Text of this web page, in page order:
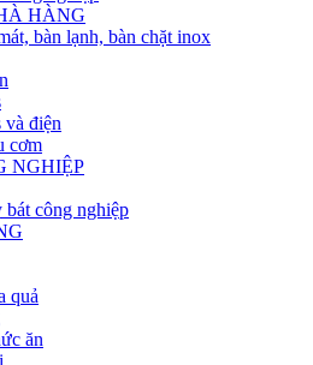
HÀNG
bàn lạnh, bàn chặt inox
và điện
cơm
NGHIỆP
công nghiệp
quả
ăn